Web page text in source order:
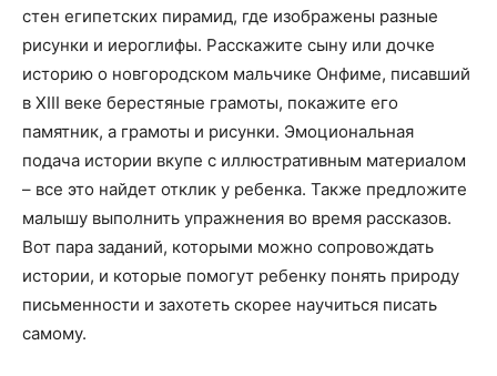
стен египетских пирамид, где изображены разные
рисунки и иероглифы. Расскажите сыну или дочке
историю о новгородском мальчике Онфиме, писавший
в XIII веке берестяные грамоты, покажите его
памятник, а грамоты и рисунки. Эмоциональная
подача истории вкупе с иллюстративным материалом
– все это найдет отклик у ребенка. Также предложите
малышу выполнить упражнения во время рассказов.
Вот пара заданий, которыми можно сопровождать
истории, и которые помогут ребенку понять природу
письменности и захотеть скорее научиться писать
самому.